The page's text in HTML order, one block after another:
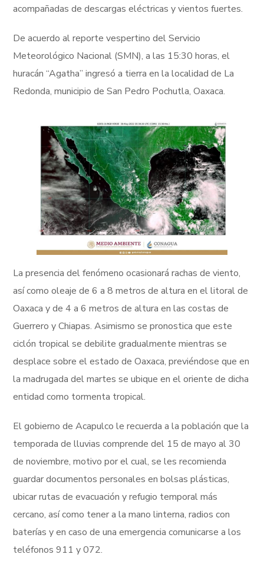
acompañadas de descargas eléctricas y vientos fuertes.
De acuerdo al reporte vespertino del Servicio
Meteorológico Nacional (SMN), a las 15:30 horas, el
huracán “Agatha” ingresó a tierra en la localidad de La
Redonda, municipio de San Pedro Pochutla, Oaxaca.
La presencia del fenómeno ocasionará rachas de viento,
así como oleaje de 6 a 8 metros de altura en el litoral de
Oaxaca y de 4 a 6 metros de altura en las costas de
Guerrero y Chiapas. Asimismo se pronostica que este
ciclón tropical se debilite gradualmente mientras se
desplace sobre el estado de Oaxaca, previéndose que en
la madrugada del martes se ubique en el oriente de dicha
entidad como tormenta tropical.
El gobierno de Acapulco le recuerda a la población que la
temporada de lluvias comprende del 15 de mayo al 30
de noviembre, motivo por el cual, se les recomienda
guardar documentos personales en bolsas plásticas,
ubicar rutas de evacuación y refugio temporal más
cercano, así como tener a la mano linterna, radios con
baterías y en caso de una emergencia comunicarse a los
teléfonos 911 y 072.